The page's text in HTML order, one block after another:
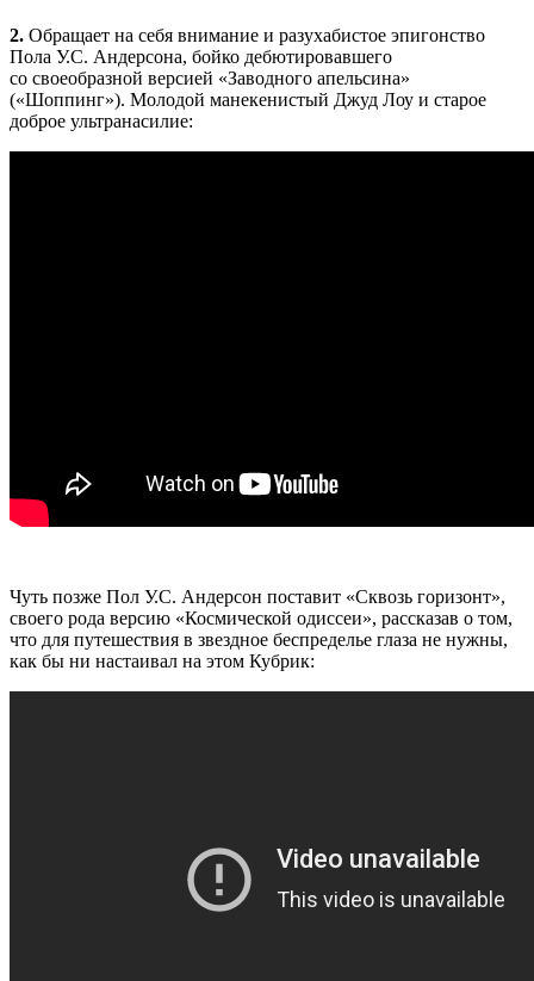
2. Обращает на себя внимание и разухабистое эпигонство
Пола У.С. Андерсона, бойко дебютировавшего
со своеобразной версией «Заводного апельсина»
(«Шоппинг»). Молодой манекенистый Джуд Лоу и старое
доброе ультранасилие:
Чуть позже Пол У.С. Андерсон поставит «Сквозь горизонт»,
своего рода версию «Космической одиссеи», рассказав о том,
что для путешествия в звездное беспределье глаза не нужны,
как бы ни настаивал на этом Кубрик: